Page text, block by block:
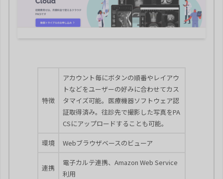
特徴
アカウント毎にボタンの順番やレイアウ
トなどをユーザーの好みに合わせてカス
タマイズ可能。医療機器ソフトウェア認
証取得済み。往診先で撮影した写真をPA
CSにアップロードすることも可能。
環境 Webブラウザベースのビューア
連携
電子カルテ連携、Amazon Web Service
利用